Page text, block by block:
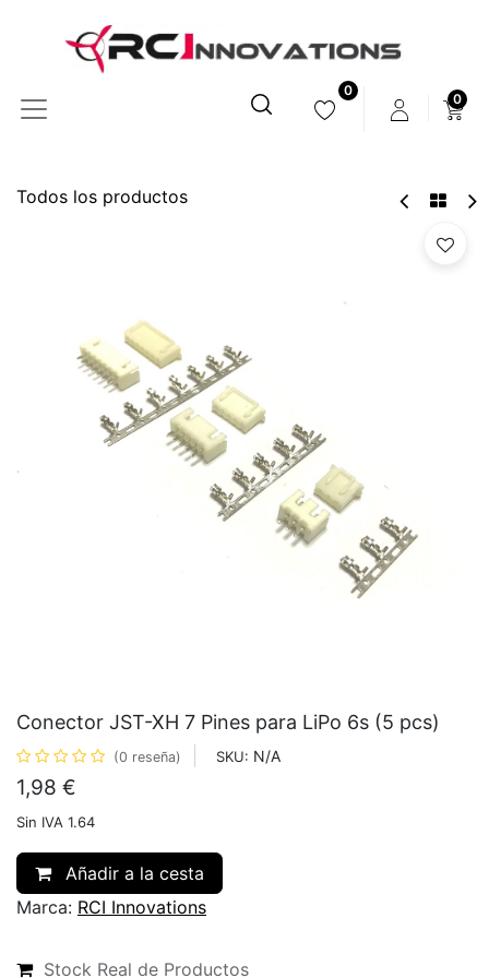
0
0
Todos los productos
Conector JST-XH 7 Pines para LiPo 6s (5 pcs)
(0 reseña) SKU: N/A
1,98 €
Sin IVA 1.64
Añadir a la cesta
Marca: RCI Innovations
Stock Real de Productos